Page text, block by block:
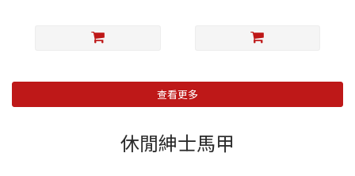
查看更多
休閒紳士馬甲